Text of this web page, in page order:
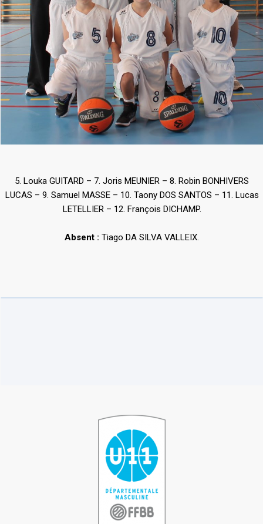
5. Louka GUITARD – 7. Joris MEUNIER – 8. Robin BONHIVERS
LUCAS – 9. Samuel MASSE – 10. Taony DOS SANTOS – 11. Lucas
LETELLIER – 12. François DICHAMP.
Absent : Tiago DA SILVA VALLEIX.